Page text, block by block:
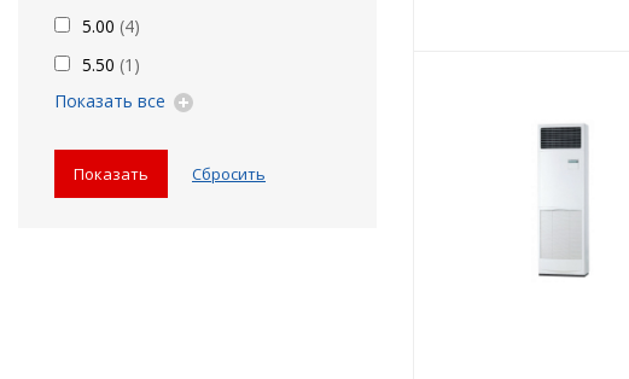
5.00 (4)
5.50 (1 )
Показать все